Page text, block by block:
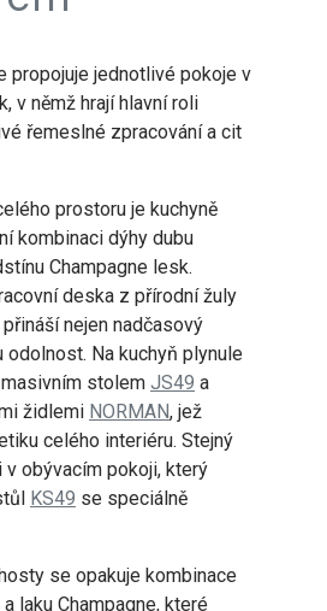
propojuje jednotlivé pokoje v
v němž hrají hlavní roli
řemeslné zpracování a cit
prostoru je kuchyně
kombinaci dýhy dubu
Champagne lesk.
deska z přírodní žuly
nejen nadčasový
Na kuchyň plynule
stolem JS49 a
židlemi NORMAN, jež
celého interiéru. Stejný
obývacím pokoji, který
KS49 se speciálně
se opakuje kombinace
laku Champagne, které